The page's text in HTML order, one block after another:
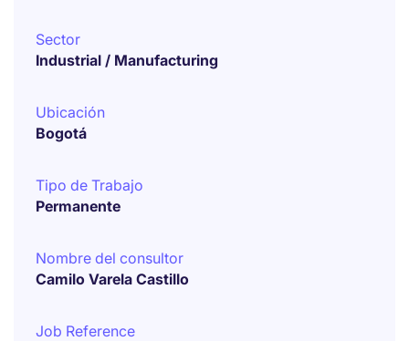
Sector
Industrial / Manufacturing
Ubicación
Bogotá
Tipo de Trabajo
Permanente
Nombre del consultor
Camilo Varela Castillo
Job Reference